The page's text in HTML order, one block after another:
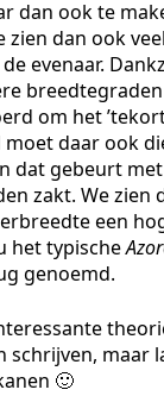
dan ook te
zien dan ook
evenaar.
om het
daar ook
dat gebeurt
zakt. We zien
een
het typische
genoemd.
schrijven, maar
🙂